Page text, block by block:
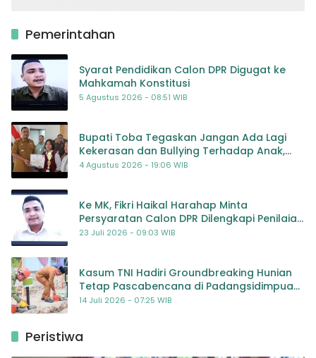
Pemerintahan
Syarat Pendidikan Calon DPR Digugat ke
Mahkamah Konstitusi
5 Agustus 2026 - 08:51 WIB
Bupati Toba Tegaskan Jangan Ada Lagi
Kekerasan dan Bullying Terhadap Anak,
Dorong Kolaborasi Seluruh Pihak
4 Agustus 2026 - 19:06 WIB
Ke MK, Fikri Haikal Harahap Minta
Persyaratan Calon DPR Dilengkapi Penilaian
Kompetensi
23 Juli 2026 - 09:03 WIB
Kasum TNI Hadiri Groundbreaking Hunian
Tetap Pascabencana di Padangsidimpuan,
Harapan Baru bagi Penyintas
14 Juli 2026 - 07:25 WIB
Peristiwa